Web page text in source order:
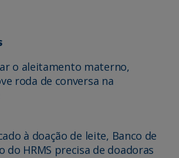
o aleitamento materno,
roda de conversa na
à doação de leite, Banco de
do HRMS precisa de doadoras